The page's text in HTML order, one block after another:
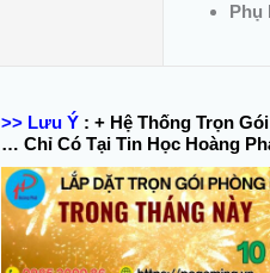
Phụ
>> Lưu Ý : + Hệ Thống Trọn
… Chỉ Có Tại Tin Học Hoàng